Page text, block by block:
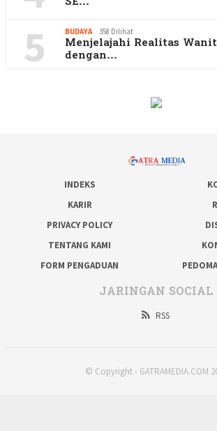
5 BUDAYA 358 Dilihat
Menjelajahi Realitas
dengan…
INDEKS
KARIR
PRIVACY POLICY
TENTANG KAMI
FORM PENGADUAN
JARINGAN SOCIAL
RSS
© Copyright - GATRAMEDIA.COM